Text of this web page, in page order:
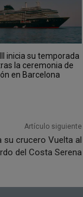
inicia su temporada
la ceremonia de
en Barcelona
Artículo siguiente
su crucero Vuelta al
del Costa Serena